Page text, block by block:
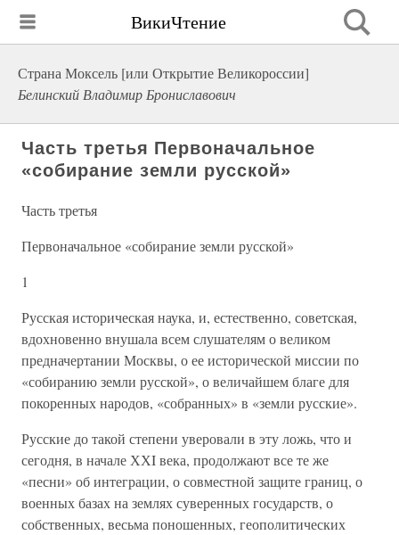
ВикиЧтение
Страна Моксель [или Открытие Великороссии]
Белинский Владимир Брониславович
Часть третья Первоначальное
«собирание земли русской»
Часть третья
Первоначальное «собирание земли русской»
1
Русская историческая наука, и, естественно, советская,
вдохновенно внушала всем слушателям о великом
предначертании Москвы, о ее исторической миссии по
«собиранию земли русской», о величайшем благе для
покоренных народов, «собранных» в «земли русские».
Русские до такой степени уверовали в эту ложь, что и
сегодня, в начале ХХI века, продолжают все те же
«песни» об интеграции, о совместной защите границ, о
военных базах на землях суверенных государств, о
собственных, весьма поношенных, геополитических